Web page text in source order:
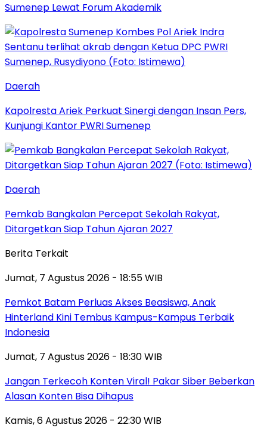
Sumenep Lewat Forum Akademik
Daerah
Kapolresta Ariek Perkuat Sinergi dengan Insan Pers,
Kunjungi Kantor PWRI Sumenep
Daerah
Pemkab Bangkalan Percepat Sekolah Rakyat,
Ditargetkan Siap Tahun Ajaran 2027
Berita Terkait
Jumat, 7 Agustus 2026 - 18:55 WIB
Pemkot Batam Perluas Akses Beasiswa, Anak
Hinterland Kini Tembus Kampus-Kampus Terbaik
Indonesia
Jumat, 7 Agustus 2026 - 18:30 WIB
Jangan Terkecoh Konten Viral! Pakar Siber Beberkan
Alasan Konten Bisa Dihapus
Kamis, 6 Agustus 2026 - 22:30 WIB